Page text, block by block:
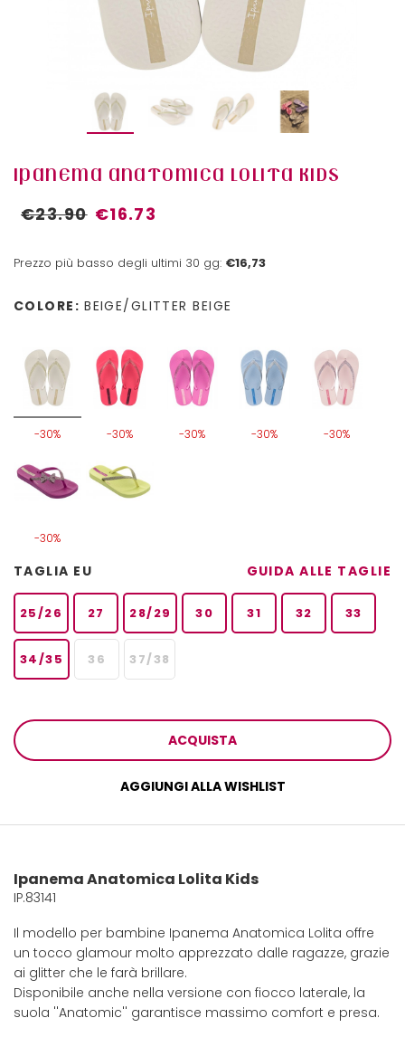
IPANEMA ANATOMICA LOLITA KIDS
€23.90 €16.73
Prezzo più basso degli ultimi 30 gg: €16,73
COLORE: BEIGE/GLITTER BEIGE
-30% -30% -30% -30% -30%
-30%
TAGLIA EU GUIDA ALLE TAGLIE
25/26 27 28/29 30 31 32 33
34/35 36 37/38
ACQUISTA
AGGIUNGI ALLA WISHLIST
Ipanema Anatomica Lolita Kids
IP.83141
Il modello per bambine Ipanema Anatomica Lolita offre
un tocco glamour molto apprezzato dalle ragazze, grazie
ai glitter che le farà brillare.
Disponibile anche nella versione con fiocco laterale, la
suola ''Anatomic'' garantisce massimo comfort e presa.